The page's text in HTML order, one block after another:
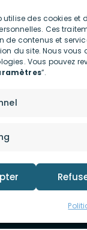
utilise des cookies
Ces
de contenus et
du site. Nous
Vous pouvez
”.